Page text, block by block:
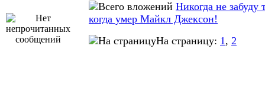
Никогда не забуду
когда умер Майкл Джексон!
На страницу: 1, 2